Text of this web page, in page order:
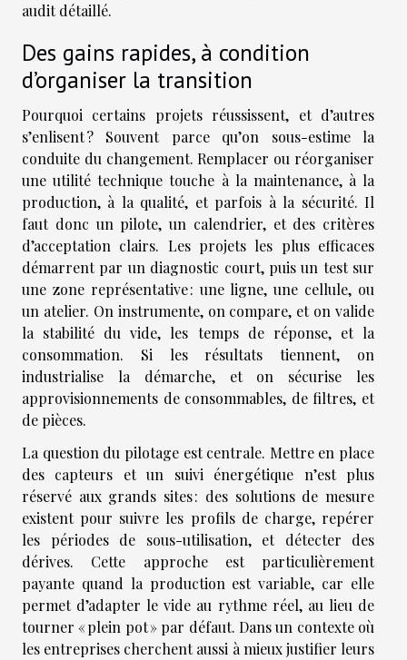
audit détaillé.
Des gains rapides, à condition
d’organiser la transition
Pourquoi certains projets réussissent, et d’autres
s’enlisent ? Souvent parce qu’on sous-estime la
conduite du changement. Remplacer ou réorganiser
une utilité technique touche à la maintenance, à la
production, à la qualité, et parfois à la sécurité. Il
faut donc un pilote, un calendrier, et des critères
d’acceptation clairs. Les projets les plus efficaces
démarrent par un diagnostic court, puis un test sur
une zone représentative : une ligne, une cellule, ou
un atelier. On instrumente, on compare, et on valide
la stabilité du vide, les temps de réponse, et la
consommation. Si les résultats tiennent, on
industrialise la démarche, et on sécurise les
approvisionnements de consommables, de filtres, et
de pièces.
La question du pilotage est centrale. Mettre en place
des capteurs et un suivi énergétique n’est plus
réservé aux grands sites : des solutions de mesure
existent pour suivre les profils de charge, repérer
les périodes de sous-utilisation, et détecter des
dérives. Cette approche est particulièrement
payante quand la production est variable, car elle
permet d’adapter le vide au rythme réel, au lieu de
tourner « plein pot » par défaut. Dans un contexte où
les entreprises cherchent aussi à mieux justifier leurs